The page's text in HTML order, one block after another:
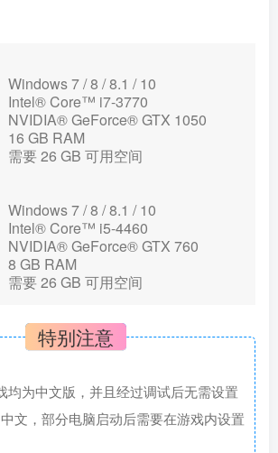
7 / 8 / 8.1 / 10
Core™ i7-3770
GeForce® GTX 1050
GB RAM
要 26 GB 可用空间
7 / 8 / 8.1 / 10
Core™ i5-4460
GeForce® GTX 760
GB RAM
要 26 GB 可用空间
特别注意
均为中文版，并且经过调试后无需设置
文，部分电脑启动后需要在游戏内设置